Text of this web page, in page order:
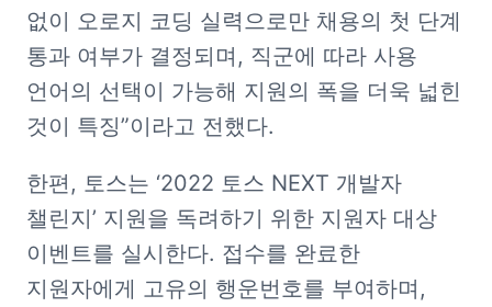
없이 오로지 코딩 실력으로만 채용의 첫 단계
통과 여부가 결정되며, 직군에 따라 사용
언어의 선택이 가능해 지원의 폭을 더욱 넓힌
것이 특징”이라고 전했다.
한편, 토스는 ‘2022 토스 NEXT 개발자
챌린지’ 지원을 독려하기 위한 지원자 대상
이벤트를 실시한다. 접수를 완료한
지원자에게 고유의 행운번호를 부여하며,